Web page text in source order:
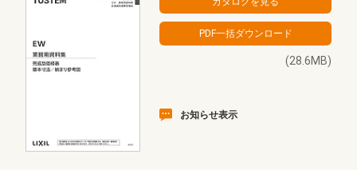
(28.6MB)
お知らせ表示